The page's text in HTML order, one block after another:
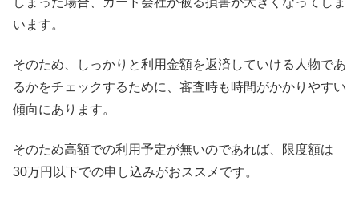
います。
そのため、しっかりと利用金額を返済していける人物であ
るかをチェックするために、審査時も時間がかかりやすい
傾向にあります。
そのため高額での利用予定が無いのであれば、限度額は
30万円以下での申し込みがおススメです。